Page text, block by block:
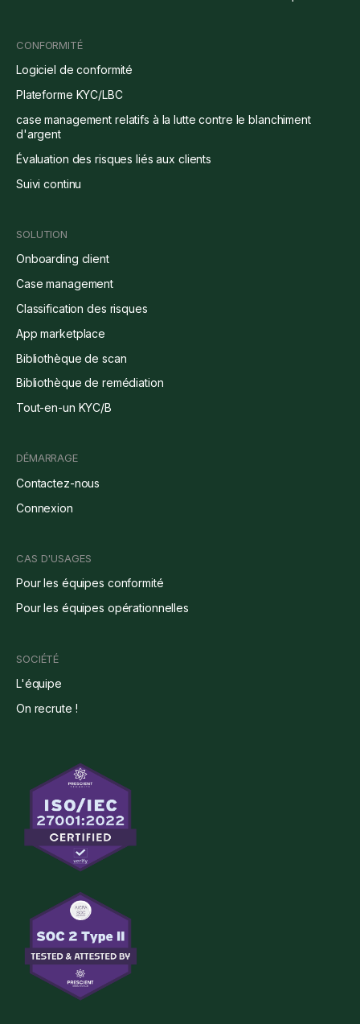
CONFORMITÉ
Logiciel de conformité
Plateforme KYC/LBC
case management relatifs à la lutte contre le blanchiment
d'argent
Évaluation des risques liés aux clients
Suivi continu
SOLUTION
Onboarding client
Case management
Classification des risques
App marketplace
Bibliothèque de scan
Bibliothèque de remédiation
Tout-en-un KYC/B
DÉMARRAGE
Contactez-nous
Connexion
CAS D'USAGES
Pour les équipes conformité
Pour les équipes opérationnelles
SOCIÉTÉ
L'équipe
On recrute !